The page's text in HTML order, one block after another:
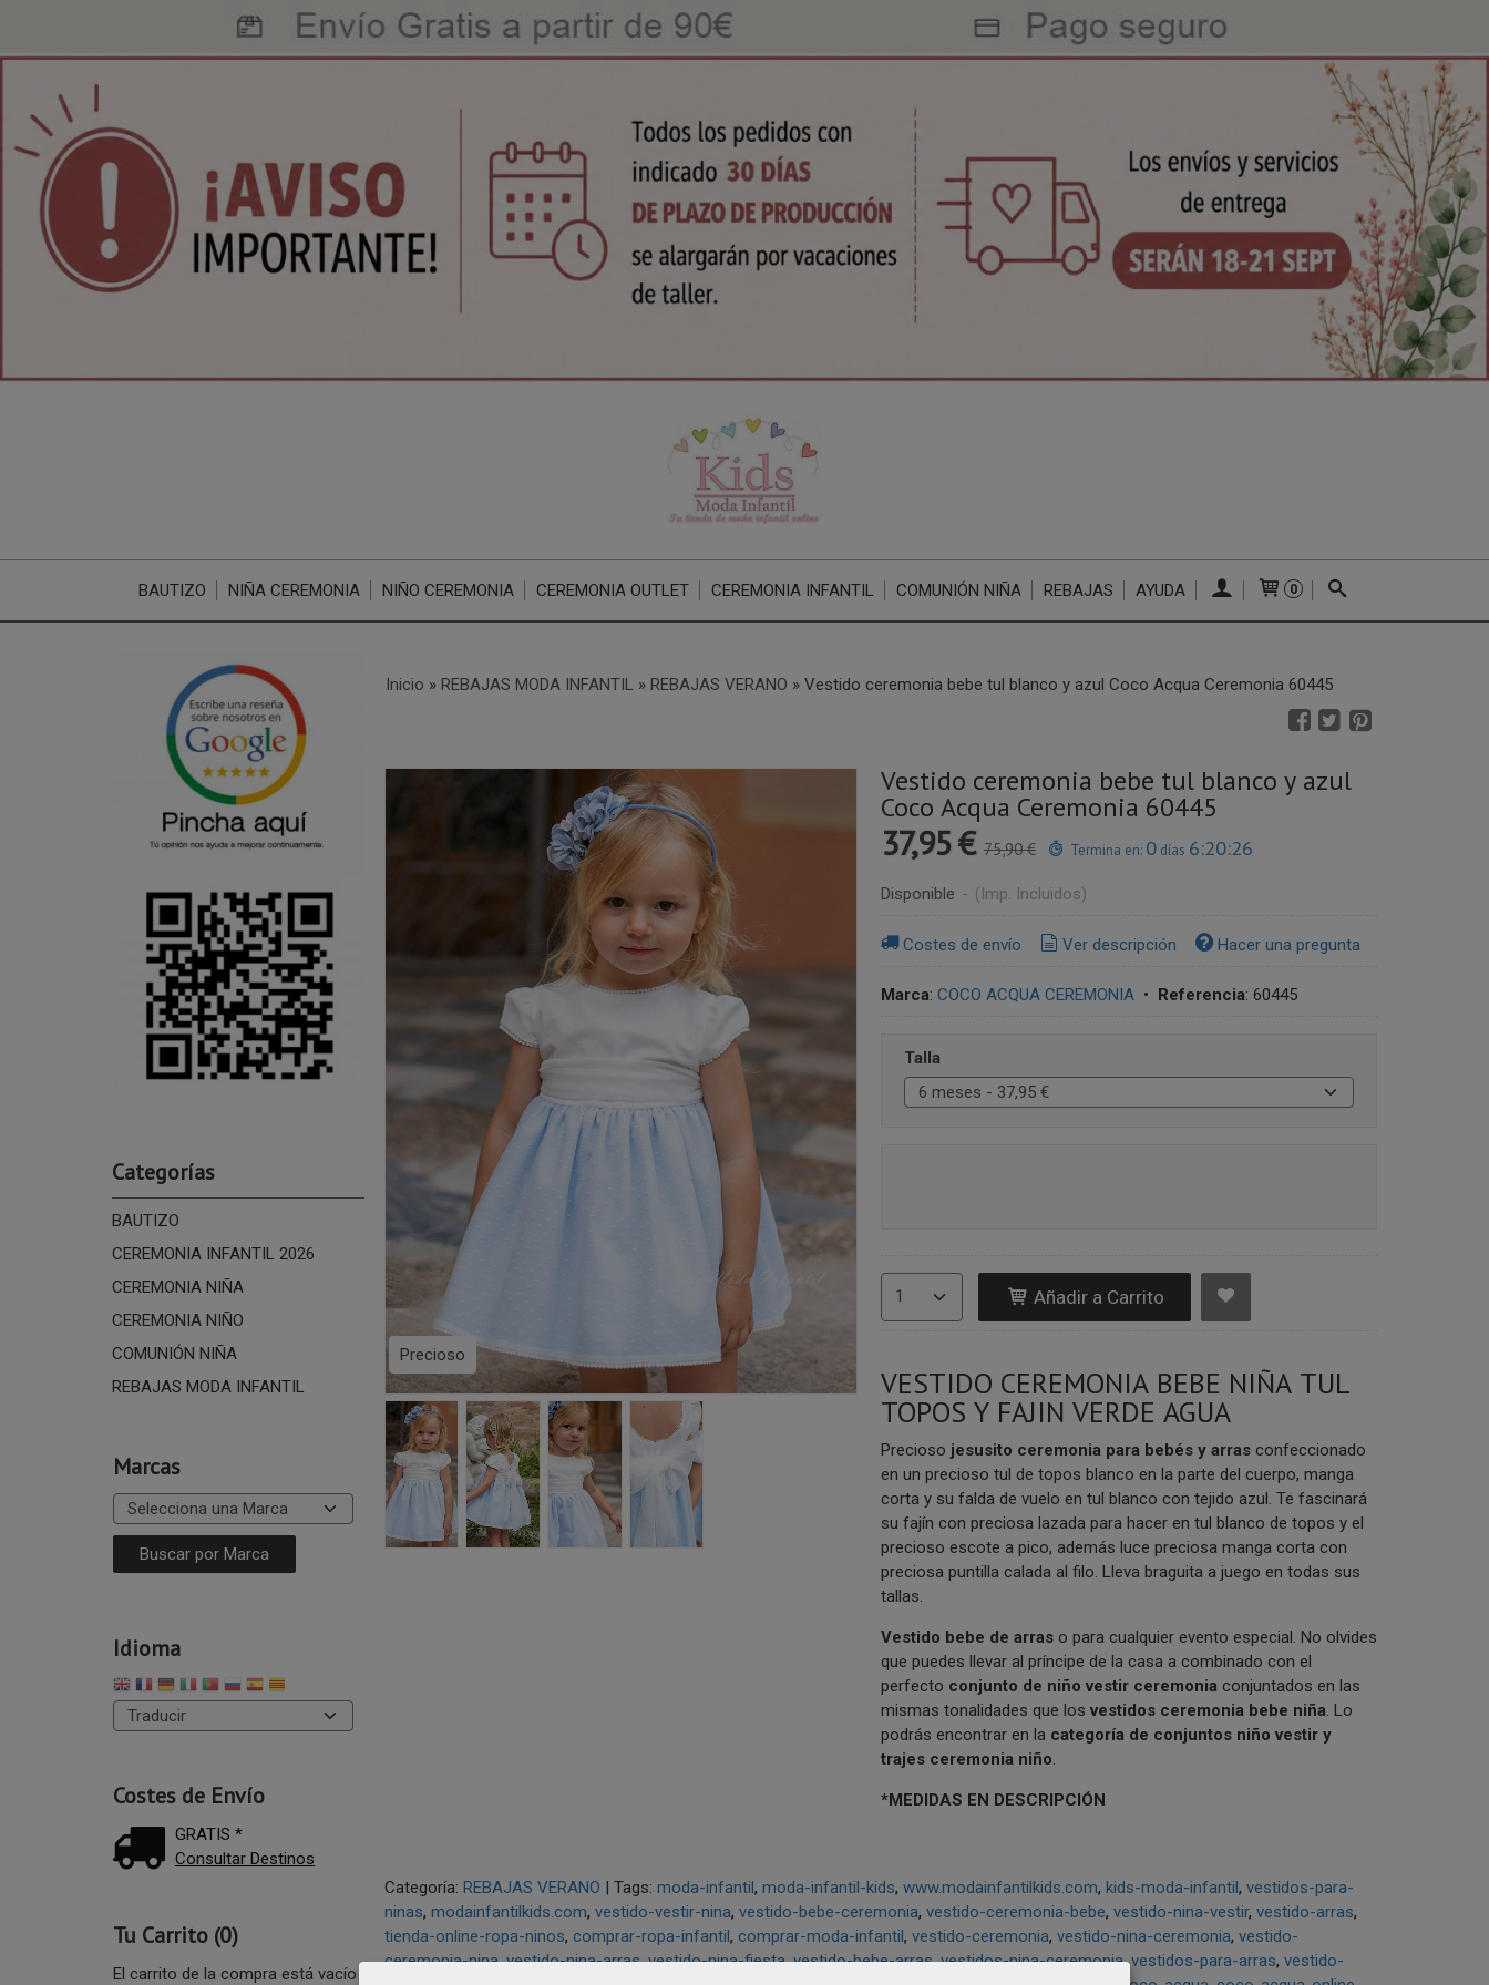
BAUTIZO NIÑA CEREMONIA NIÑO CEREMONIA CEREMONIA OUTLET CEREMONIA INFANTIL COMUNIÓN NIÑA REBAJAS AYUDA 0
Categorías
BAUTIZO
CEREMONIA INFANTIL 2026
CEREMONIA NIÑA
CEREMONIA NIÑO
COMUNIÓN NIÑA
REBAJAS MODA INFANTIL
Marcas
Idioma
Costes de Envío
GRATIS *
Consultar Destinos
Tu Carrito (0)
El carrito de la compra está vacío
Inicio » REBAJAS MODA INFANTIL » REBAJAS VERANO » Vestido ceremonia bebe tul blanco y azul Coco Acqua Ceremonia 60445
Precioso
Vestido ceremonia bebe tul blanco y azul
Coco Acqua Ceremonia 60445
37,95 € 75,90 € Termina en: 0 días 6:20:25
Disponible - (Imp. Incluidos)
Costes de envío Ver descripción Hacer una pregunta
Marca: COCO ACQUA CEREMONIA• Referencia: 60445
Talla
Añadir a Carrito
VESTIDO CEREMONIA BEBE NIÑA TUL
TOPOS Y FAJIN VERDE AGUA
Precioso jesusito ceremonia para bebés y arras confeccionado
en un precioso tul de topos blanco en la parte del cuerpo, manga
corta y su falda de vuelo en tul blanco con tejido azul. Te fascinará
su fajín con preciosa lazada para hacer en tul blanco de topos y el
precioso escote a pico, además luce preciosa manga corta con
preciosa puntilla calada al filo. Lleva braguita a juego en todas sus
tallas.
Vestido bebe de arras o para cualquier evento especial. No olvides
que puedes llevar al príncipe de la casa a combinado con el
perfecto conjunto de niño vestir ceremoniaconjuntados en las
mismas tonalidades que los vestidos ceremonia bebe niña. Lo
podrás encontrar en la categoría de conjuntos niño vestir y
trajes ceremonia niño.
*MEDIDAS EN DESCRIPCIÓN
Categoría: REBAJAS VERANO | Tags: moda-infantil moda-infantil-kids www.modainfantilkids.com kids-moda-infantil vestidos-para-
ninas modainfantilkids.com vestido-vestir-nina vestido-bebe-ceremonia vestido-ceremonia-bebe vestido-nina-vestir vestido-arras
tienda-online-ropa-ninos comprar-ropa-infantil comprar-moda-infantil vestido-ceremonia vestido-nina-ceremonia vestido-
ceremonia-nina vestido-nina-arras vestido-nina-fiesta vestido-bebe-arras vestidos-nina-ceremonia vestidos-para-arras vestido-